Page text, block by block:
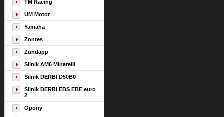
TM Racing
UM Motor
Yamaha
Zontes
Zündapp
Silnik AM6 Minarelli
Silnik DERBI D50B0
Silnik DERBI EBS EBE euro
2
Opony